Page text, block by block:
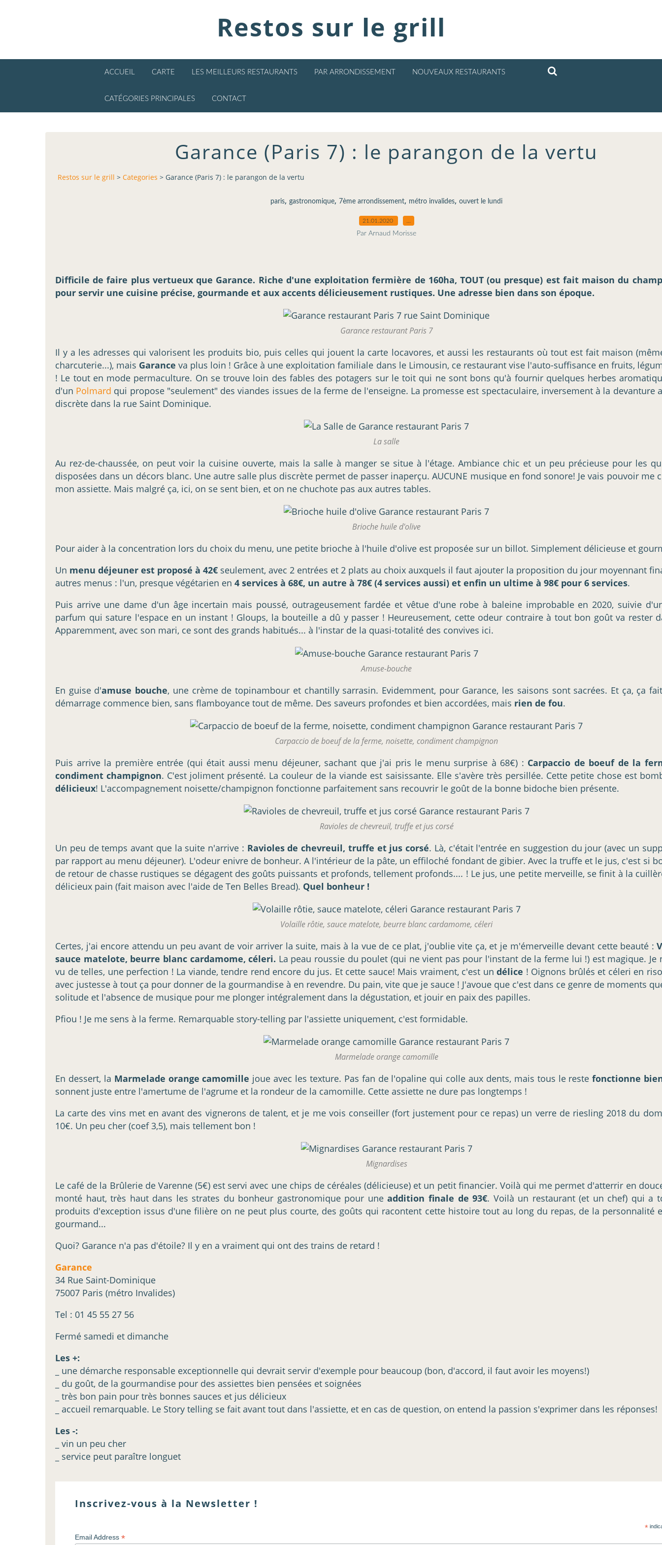
Restos sur le grill
ACCUEIL CARTE LES MEILLEURS RESTAURANTS PAR ARRONDISSEMENT NOUVEAUX RESTAURANTS
CATÉGORIES PRINCIPALES CONTACT
Garance (Paris 7) : le parangon de la vertu
Restos sur le grill > Categories > Garance (Paris 7) : le parangon de la vertu
paris, gastronomique, 7ème arrondissement, métro invalides, ouvert le lundi
21.01.2020
Par Arnaud Morisse
Difficile de faire plus vertueux que Garance. Riche d'une exploitation fermière de 160ha, TOUT (ou presque) est fait maison du
pour servir une cuisine précise, gourmande et aux accents délicieusement rustiques. Une adresse bien dans son époque.
Garance restaurant Paris 7
Il y a les adresses qui valorisent les produits bio, puis celles qui jouent la carte locavores, et aussi les restaurants où tout est fait maison
charcuterie...), mais Garanceva plus loin ! Grâce à une exploitation familiale dans le Limousin, ce restaurant vise l'auto-suffisance en fruits,
! Le tout en mode permaculture. On se trouve loin des fables des potagers sur le toit qui ne sont bons qu'à fournir quelques herbes
d'un Polmard qui propose "seulement" des viandes issues de la ferme de l'enseigne. La promesse est spectaculaire, inversement à la devanture
discrète dans la rue Saint Dominique.
La salle
Au rez-de-chaussée, on peut voir la cuisine ouverte, mais la salle à manger se situe à l'étage. Ambiance chic et un peu précieuse pour les
disposées dans un décors blanc. Une autre salle plus discrète permet de passer inaperçu. AUCUNE musique en fond sonore! Je vais pouvoir me
mon assiette. Mais malgré ça, ici, on se sent bien, et on ne chuchote pas aux autres tables.
Brioche huile d'olive
Pour aider à la concentration lors du choix du menu, une petite brioche à l'huile d'olive est proposée sur un billot. Simplement délicieuse et
Un menu déjeuner est proposé à 42€ seulement, avec 2 entrées et 2 plats au choix auxquels il faut ajouter la proposition du jour moyennant
autres menus : l'un, presque végétarien en 4 services à 68€, un autre à 78€ (4 services aussi) et enfin un ultime à 98€ pour 6 services.
Puis arrive une dame d'un âge incertain mais poussé, outrageusement fardée et vêtue d'une robe à baleine improbable en 2020, suivie
parfum qui sature l'espace en un instant ! Gloups, la bouteille a dû y passer ! Heureusement, cette odeur contraire à tout bon goût va rester
Apparemment, avec son mari, ce sont des grands habitués... à l'instar de la quasi-totalité des convives ici.
Amuse-bouche
En guise d'amuse bouche, une crème de topinambour et chantilly sarrasin. Evidemment, pour Garance, les saisons sont sacrées. Et ça, ça
démarrage commence bien, sans flamboyance tout de même. Des saveurs profondes et bien accordées, mais rien de fou.
Carpaccio de boeuf de la ferme, noisette, condiment champignon
Puis arrive la première entrée (qui était aussi menu déjeuner, sachant que j'ai pris le menu surprise à 68€) : Carpaccio de boeuf de la
condiment champignon. C'est joliment présenté. La couleur de la viande est saisissante. Elle s'avère très persillée. Cette petite chose est
délicieux! L'accompagnement noisette/champignon fonctionne parfaitement sans recouvrir le goût de la bonne bidoche bien présente.
Ravioles de chevreuil, truffe et jus corsé
Un peu de temps avant que la suite n'arrive : Ravioles de chevreuil, truffe et jus corsé. Là, c'était l'entrée en suggestion du jour (avec un
par rapport au menu déjeuner). L'odeur enivre de bonheur. A l'intérieur de la pâte, un effiloché fondant de gibier. Avec la truffe et le jus, c'est si
de retour de chasse rustiques se dégagent des goûts puissants et profonds, tellement profonds.... ! Le jus, une petite merveille, se finit à la
délicieux pain (fait maison avec l'aide de Ten Belles Bread). Quel bonheur !
Volaille rôtie, sauce matelote, beurre blanc cardamome, céleri
Certes, j'ai encore attendu un peu avant de voir arriver la suite, mais à la vue de ce plat, j'oublie vite ça, et je m'émerveille devant cette beauté :
sauce matelote, beurre blanc cardamome, céleri. La peau roussie du poulet (qui ne vient pas pour l'instant de la ferme lui !) est magique. Je
vu de telles, une perfection ! La viande, tendre rend encore du jus. Et cette sauce! Mais vraiment, c'est undélice ! Oignons brûlés et céleri en
avec justesse à tout ça pour donner de la gourmandise à en revendre. Du pain, vite que je sauce ! J'avoue que c'est dans ce genre de moments
solitude et l'absence de musique pour me plonger intégralement dans la dégustation, et jouir en paix des papilles.
Pfiou ! Je me sens à la ferme. Remarquable story-telling par l'assiette uniquement, c'est formidable.
Marmelade orange camomille
En dessert, la Marmelade orange camomille joue avec les texture. Pas fan de l'opaline qui colle aux dents, mais tous le restefonctionne
sonnent juste entre l'amertume de l'agrume et la rondeur de la camomille. Cette assiette ne dure pas longtemps !
La carte des vins met en avant des vignerons de talent, et je me vois conseiller (fort justement pour ce repas) un verre de riesling 2018 du
10€. Un peu cher (coef 3,5), mais tellement bon !
Mignardises
Le café de la Brûlerie de Varenne (5€) est servi avec une chips de céréales (délicieuse) et un petit financier. Voilà qui me permet d'atterrir en
monté haut, très haut dans les strates du bonheur gastronomique pour uneaddition finale de 93€. Voilà un restaurant (et un chef) qui a
produits d'exception issus d'une filière on ne peut plus courte, des goûts qui racontent cette histoire tout au long du repas, de la personnalité
gourmand...
Quoi? Garance n'a pas d'étoile? Il y en a vraiment qui ont des trains de retard !
Garance
34 Rue Saint-Dominique
75007 Paris (métro Invalides)
Tel : 01 45 55 27 56
Fermé samedi et dimanche
Les +:
_ une démarche responsable exceptionnelle qui devrait servir d'exemple pour beaucoup (bon, d'accord, il faut avoir les moyens!)
_ du goût, de la gourmandise pour des assiettes bien pensées et soignées
_ très bon pain pour très bonnes sauces et jus délicieux
_ accueil remarquable. Le Story telling se fait avant tout dans l'assiette, et en cas de question, on entend la passion s'exprimer dans les réponses!
Les -:
_ vin un peu cher
_ service peut paraître longuet
Inscrivez-vous à la Newsletter !
*
Email Address*